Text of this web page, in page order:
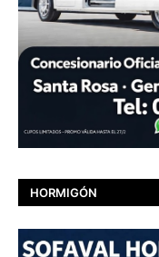
HORMIGÓN